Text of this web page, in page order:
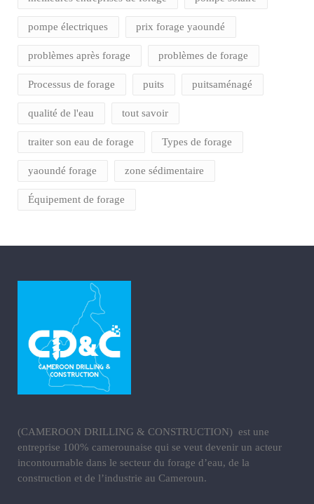
pompe électriques prix forage yaoundé
problèmes après forage problèmes de forage
Processus de forage puits puitsaménagé
qualité de l'eau tout savoir
traiter son eau de forage Types de forage
yaoundé forage zone sédimentaire
Équipement de forage
(CAMEROON DRILLING & CONSTRUCTION) est une
entreprise 100% camerounaise qui se veut devenir un acteur
incontournable dans le secteur du forage d’eau, de la
construction et de l’industrie au Cameroun.